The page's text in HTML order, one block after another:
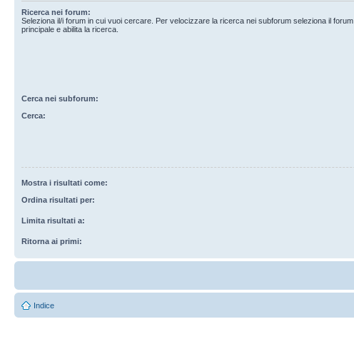
Ricerca nei forum:
Seleziona il/i forum in cui vuoi cercare. Per velocizzare la ricerca nei subforum seleziona il forum
principale e abilita la ricerca.
Cerca nei subforum:
Cerca:
Mostra i risultati come:
Ordina risultati per:
Limita risultati a:
Ritorna ai primi:
Indice